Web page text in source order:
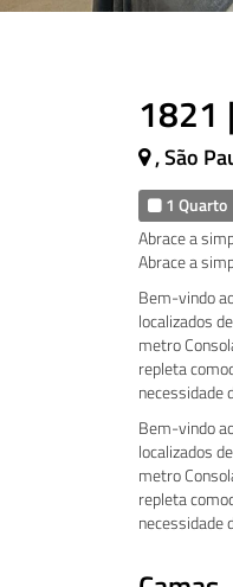
1821
, São
1 Quarto
Abrace a
Abrace a
Bem-vindo
localizados
metro
repleta
necessidade
Bem-vindo
localizados
metro
repleta
necessidade